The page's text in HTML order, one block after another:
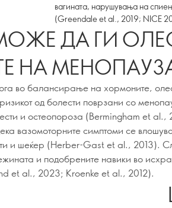
вагината, нарушувања на
(Greendale et al., 2019; NICE
ДА ГИ
НА
во балансирање на хормоните,
од болести поврзани со
и остеопороза (Bermingham et al.,
вазомоторните симптоми се
и шеќер (Herber-Gast et al., 2013).
и подобрените навики во
et al., 2023; Kroenke et al., 2012).